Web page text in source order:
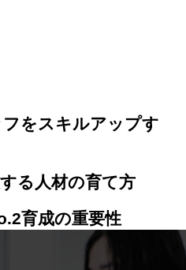
をスキルアップす
る人材の育て方
育成の重要性